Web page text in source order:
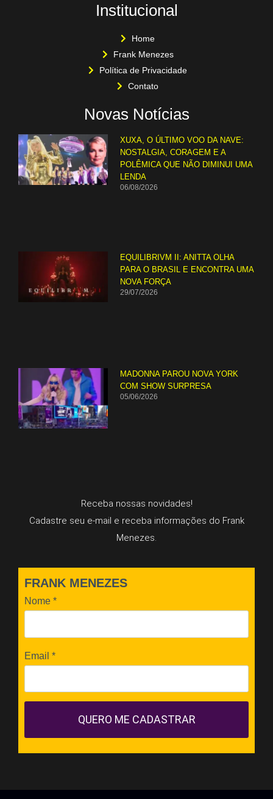
Institucional
Home
Frank Menezes
Política de Privacidade
Contato
Novas Notícias
XUXA, O ÚLTIMO VOO DA NAVE:
NOSTALGIA, CORAGEM E A
POLÊMICA QUE NÃO DIMINUI UMA
LENDA
06/08/2026
EQUILIBRIVM II: ANITTA OLHA
PARA O BRASIL E ENCONTRA UMA
NOVA FORÇA
29/07/2026
MADONNA PAROU NOVA YORK
COM SHOW SURPRESA
05/06/2026
Receba nossas novidades!
Cadastre seu e-mail e receba informações do Frank
Menezes.
FRANK MENEZES
Nome *
Email *
QUERO ME CADASTRAR